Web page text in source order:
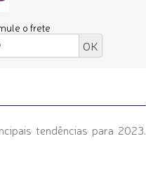
o frete
tendências para 2023.